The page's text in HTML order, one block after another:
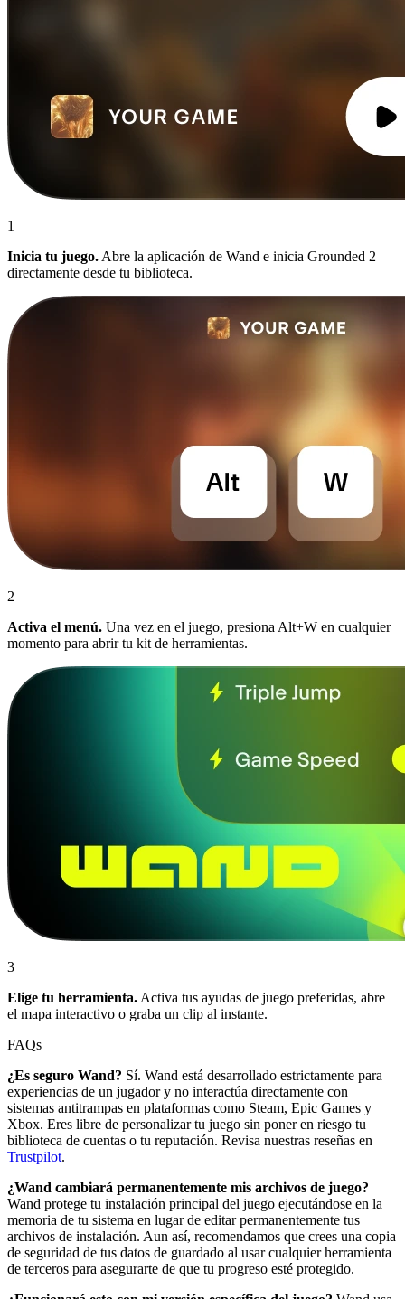
1
Inicia tu juego. Abre la aplicación de Wand e inicia Grounded 2
directamente desde tu biblioteca.
2
Activa el menú. Una vez en el juego, presiona Alt+W en cualquier
momento para abrir tu kit de herramientas.
3
Elige tu herramienta. Activa tus ayudas de juego preferidas, abre
el mapa interactivo o graba un clip al instante.
FAQs
¿Es seguro Wand? Sí. Wand está desarrollado estrictamente para
experiencias de un jugador y no interactúa directamente con
sistemas antitrampas en plataformas como Steam, Epic Games y
Xbox. Eres libre de personalizar tu juego sin poner en riesgo tu
biblioteca de cuentas o tu reputación. Revisa nuestras reseñas en
Trustpilot.
¿Wand cambiará permanentemente mis archivos de juego?
Wand protege tu instalación principal del juego ejecutándose en la
memoria de tu sistema en lugar de editar permanentemente tus
archivos de instalación. Aun así, recomendamos que crees una copia
de seguridad de tus datos de guardado al usar cualquier herramienta
de terceros para asegurarte de que tu progreso esté protegido.